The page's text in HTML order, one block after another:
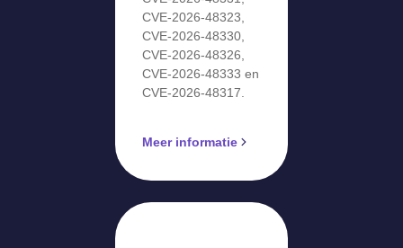
CVE-2026-48323,
CVE-2026-48330,
CVE-2026-48326,
CVE-2026-48333 en
CVE-2026-48317.
Meer informatie